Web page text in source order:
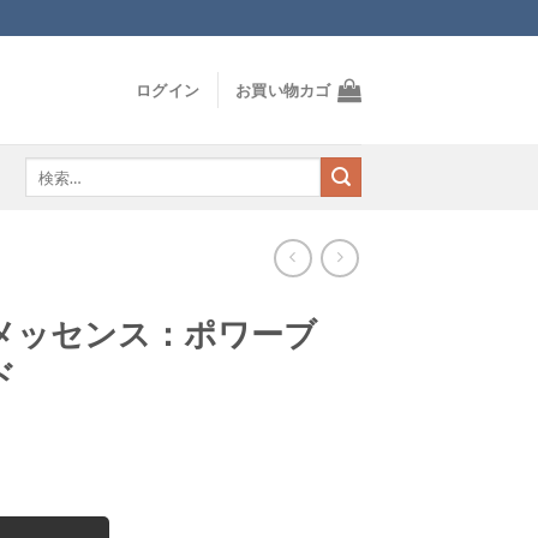
ログイン お買い物カゴ
センス：ポワーブ